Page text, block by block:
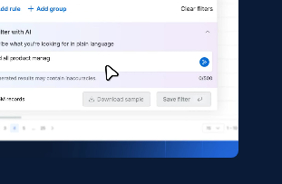
Description, Initial price, Final
In stock, Color, Size, and more.